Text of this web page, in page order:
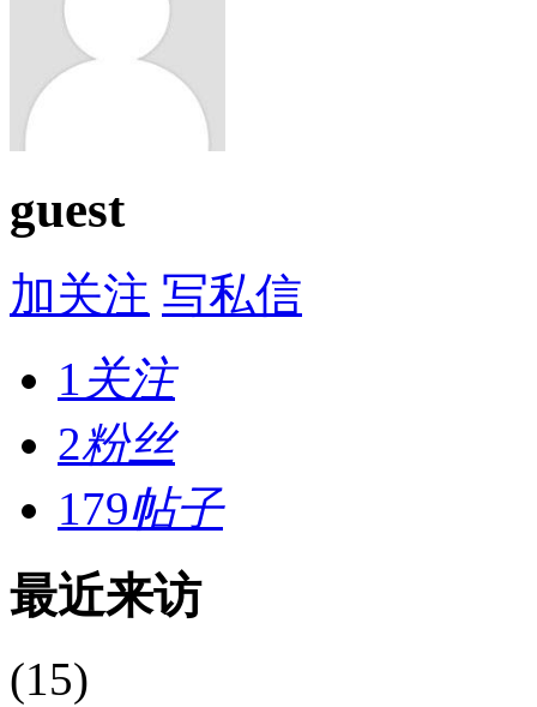
guest
加关注 写私信
1 关注
2粉丝
179帖子
最近来访
(15)